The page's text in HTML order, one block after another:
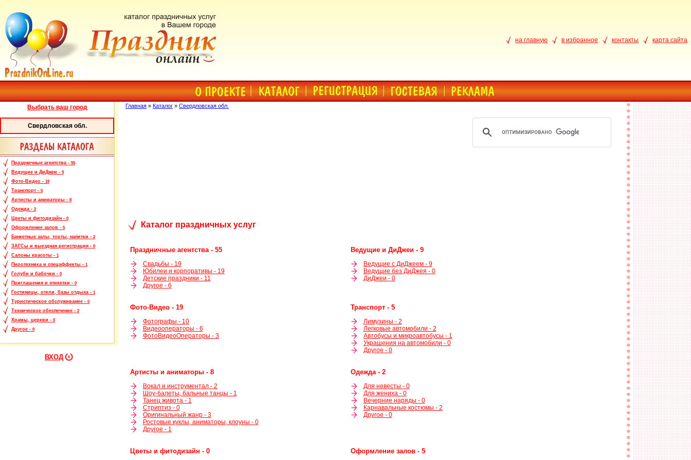
на главную в избранное контакты карта сайта
Выбрать ваш город
Свердловская обл.
Праздничные агентства - 55
Ведущие и ДиДжеи - 9
Фото-Видео - 19
Транспорт - 5
Артисты и аниматоры - 8
Одежда - 2
Цветы и фитодизайн - 0
Оформление залов - 5
Банкетные залы, торты, напитки - 2
ЗАГСы и выездная регистрация - 0
Салоны красоты - 1
Пиротехника и спецэффекты - 1
Голуби и бабочки - 0
Приглашения и этикетки - 0
Гостиницы, отели, базы отдыха - 1
Туристическое обслуживание - 0
Техническое обеспечение - 2
Храмы, церкви - 0
Другое - 0
ВХОД
Главная » Каталог » Свердловская обл.
Каталог праздничных услуг
Праздничные агентства - 55
Свадьбы - 19
Юбилеи и корпоративы - 19
Детские праздники - 11
Другое - 6
Ведущие и ДиДжеи - 9
Ведущие с ДиДжеем - 9
Ведущие без ДиДжея - 0
ДиДжеи - 0
Фото-Видео - 19
Фотографы - 10
Видеооператоры - 6
ФотоВидеоОператоры - 3
Транспорт - 5
Лимузины - 2
Легковые автомобили - 2
Автобусы и микроавтобусы - 1
Украшения на автомобили - 0
Другое - 0
Артисты и аниматоры - 8
Вокал и инструментал - 2
Шоу-балеты, бальные танцы - 1
Танец живота - 1
Стриптиз - 0
Оригинальный жанр - 3
Ростовые куклы, аниматоры, клоуны - 0
Другое - 1
Одежда - 2
Для невесты - 0
Для жениха - 0
Вечерние наряды - 0
Карнавальные костюмы - 2
Другое - 0
Цветы и фитодизайн - 0 Оформление залов - 5